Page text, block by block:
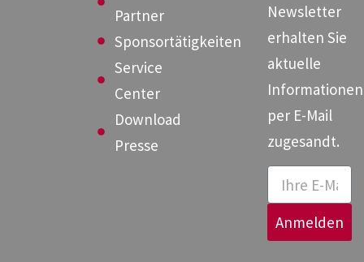
Partner
Sponsortätigkeiten
Service
Center
Download
Presse
Newsletter
erhalten Sie
aktuelle
Informationen
per E-Mail
zugesandt.
Anmelden